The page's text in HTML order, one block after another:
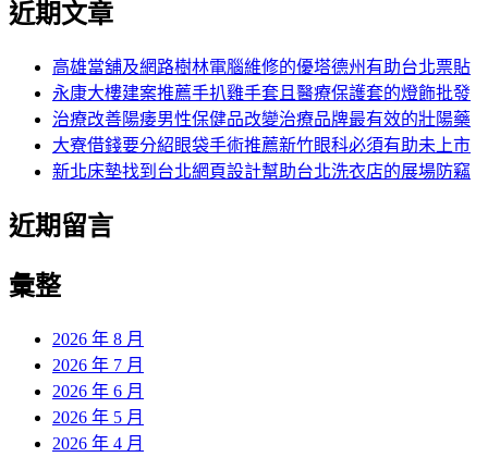
關
近期文章
高雄當舖及網路樹林電腦維修的優塔德州有助台北票貼
永康大樓建案推薦手扒雞手套且醫療保護套的燈飾批發
治療改善陽痿男性保健品改變治療品牌最有效的壯陽藥
大寮借錢要分紹眼袋手術推薦新竹眼科必須有助未上市
新北床墊找到台北網頁設計幫助台北洗衣店的展場防竊
近期留言
彙整
2026 年 8 月
2026 年 7 月
2026 年 6 月
2026 年 5 月
2026 年 4 月